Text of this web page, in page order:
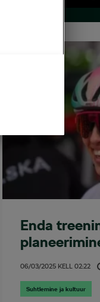
Enda
06/03/2025 KELL 02:22
Suhtlemine ja kultuur